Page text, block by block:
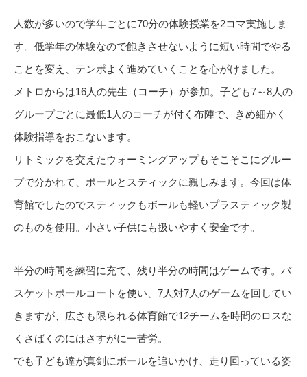
人数が多いので学年ごとに70分の体験授業を2コマ実施しま
す。低学年の体験なので飽きさせないように短い時間でやる
ことを変え、テンポよく進めていくことを心がけました。
メトロからは16人の先生（コーチ）が参加。子ども7～8人の
グループごとに最低1人のコーチが付く布陣で、きめ細かく
体験指導をおこないます。
リトミックを交えたウォーミングアップもそこそこにグルー
プで分かれて、ボールとスティックに親しみます。今回は体
育館でしたのでスティックもボールも軽いプラスティック製
のものを使用。小さい子供にも扱いやすく安全です。
半分の時間を練習に充て、残り半分の時間はゲームです。バ
スケットボールコートを使い、7人対7人のゲームを回してい
きますが、広さも限られる体育館で12チームを時間のロスな
くさばくのにはさすがに一苦労。
でも子ども達が真剣にボールを追いかけ、走り回っている姿